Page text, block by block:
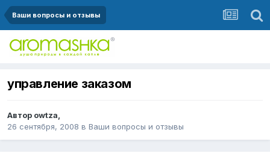
Ваши вопросы и отзывы
управление заказом
Автор owtza,
26 сентября, 2008 в Ваши вопросы и отзывы